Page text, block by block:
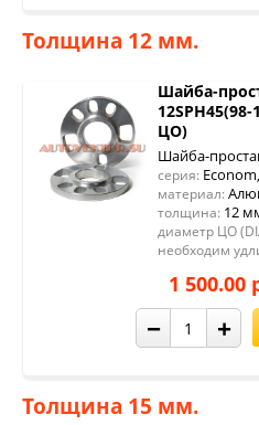
Толщина 12 мм.
Шайба-
ЦО)
Шайба-
серия: Econom,
материал:
толщина: 12
диаметр ЦО
необходим
1 500.00
− +
Толщина 15 мм.